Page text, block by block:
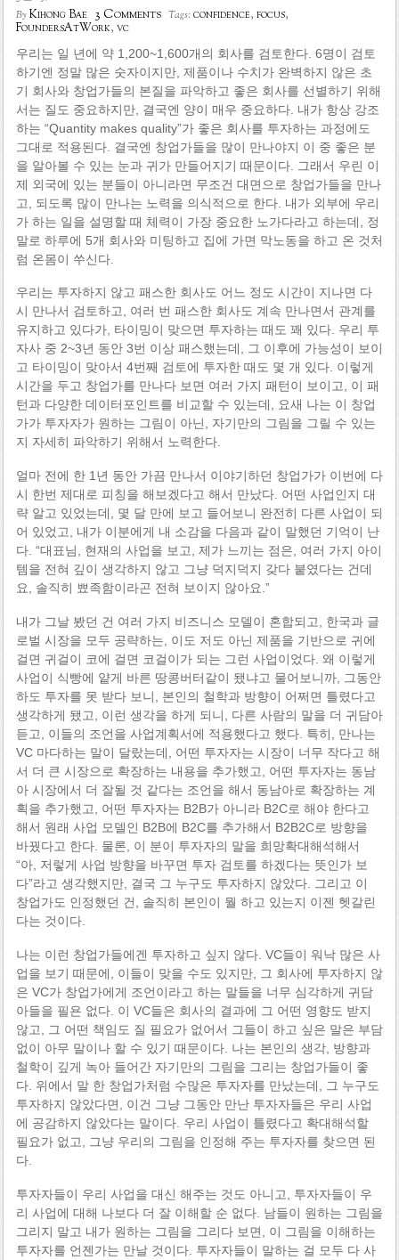
ByKihong Bae 3 Comments Tags:confidence, focus,
FoundersAtWork, vc
우리는 일 년에 약 1,200~1,600개의 회사를 검토한다. 6명이 검토
하기엔 정말 많은 숫자이지만, 제품이나 수치가 완벽하지 않은 초
기 회사와 창업가들의 본질을 파악하고 좋은 회사를 선별하기 위해
서는 질도 중요하지만, 결국엔 양이 매우 중요하다. 내가 항상 강조
하는 “Quantity makes quality”가 좋은 회사를 투자하는 과정에도
그대로 적용된다. 결국엔 창업가들을 많이 만나야지 이 중 좋은 분
을 알아볼 수 있는 눈과 귀가 만들어지기 때문이다. 그래서 우린 이
제 외국에 있는 분들이 아니라면 무조건 대면으로 창업가들을 만나
고, 되도록 많이 만나는 노력을 의식적으로 한다. 내가 외부에 우리
가 하는 일을 설명할 때 체력이 가장 중요한 노가다라고 하는데, 정
말로 하루에 5개 회사와 미팅하고 집에 가면 막노동을 하고 온 것처
럼 온몸이 쑤신다.
우리는 투자하지 않고 패스한 회사도 어느 정도 시간이 지나면 다
시 만나서 검토하고, 여러 번 패스한 회사도 계속 만나면서 관계를
유지하고 있다가, 타이밍이 맞으면 투자하는 때도 꽤 있다. 우리 투
자사 중 2~3년 동안 3번 이상 패스했는데, 그 이후에 가능성이 보이
고 타이밍이 맞아서 4번째 검토에 투자한 때도 몇 개 있다. 이렇게
시간을 두고 창업가를 만나다 보면 여러 가지 패턴이 보이고, 이 패
턴과 다양한 데이터포인트를 비교할 수 있는데, 요새 나는 이 창업
가가 투자자가 원하는 그림이 아닌, 자기만의 그림을 그릴 수 있는
지 자세히 파악하기 위해서 노력한다.
얼마 전에 한 1년 동안 가끔 만나서 이야기하던 창업가가 이번에 다
시 한번 제대로 피칭을 해보겠다고 해서 만났다. 어떤 사업인지 대
략 알고 있었는데, 몇 달 만에 보고 들어보니 완전히 다른 사업이 되
어 있었고, 내가 이분에게 내 소감을 다음과 같이 말했던 기억이 난
다. “대표님, 현재의 사업을 보고, 제가 느끼는 점은, 여러 가지 아이
템을 전혀 깊이 생각하지 않고 그냥 덕지덕지 갖다 붙였다는 건데
요, 솔직히 뾰족함이라곤 전혀 보이지 않아요.”
내가 그날 봤던 건 여러 가지 비즈니스 모델이 혼합되고, 한국과 글
로벌 시장을 모두 공략하는, 이도 저도 아닌 제품을 기반으로 귀에
걸면 귀걸이 코에 걸면 코걸이가 되는 그런 사업이었다. 왜 이렇게
사업이 식빵에 얕게 바른 땅콩버터같이 됐냐고 물어보니까, 그동안
하도 투자를 못 받다 보니, 본인의 철학과 방향이 어쩌면 틀렸다고
생각하게 됐고, 이런 생각을 하게 되니, 다른 사람의 말을 더 귀담아
듣고, 이들의 조언을 사업계획서에 적용했다고 했다. 특히, 만나는
VC 마다하는 말이 달랐는데, 어떤 투자자는 시장이 너무 작다고 해
서 더 큰 시장으로 확장하는 내용을 추가했고, 어떤 투자자는 동남
아 시장에서 더 잘될 것 같다는 조언을 해서 동남아로 확장하는 계
획을 추가했고, 어떤 투자자는 B2B가 아니라 B2C로 해야 한다고
해서 원래 사업 모델인 B2B에 B2C를 추가해서 B2B2C로 방향을
바꿨다고 한다. 물론, 이 분이 투자자의 말을 희망확대해석해서
“아, 저렇게 사업 방향을 바꾸면 투자 검토를 하겠다는 뜻인가 보
다”라고 생각했지만, 결국 그 누구도 투자하지 않았다. 그리고 이
창업가도 인정했던 건, 솔직히 본인이 뭘 하고 있는지 이젠 헷갈린
다는 것이다.
나는 이런 창업가들에겐 투자하고 싶지 않다. VC들이 워낙 많은 사
업을 보기 때문에, 이들이 맞을 수도 있지만, 그 회사에 투자하지 않
은 VC가 창업가에게 조언이라고 하는 말들을 너무 심각하게 귀담
아들을 필욘 없다. 이 VC들은 회사의 결과에 그 어떤 영향도 받지
않고, 그 어떤 책임도 질 필요가 없어서 그들이 하고 싶은 말은 부담
없이 아무 말이나 할 수 있기 때문이다. 나는 본인의 생각, 방향과
철학이 깊게 녹아 들어간 자기만의 그림을 그리는 창업가들이 좋
다. 위에서 말 한 창업가처럼 수많은 투자자를 만났는데, 그 누구도
투자하지 않았다면, 이건 그냥 그동안 만난 투자자들은 우리 사업
에 공감하지 않았다는 말이다. 우리 사업이 틀렸다고 확대해석할
필요가 없고, 그냥 우리의 그림을 인정해 주는 투자자를 찾으면 된
다.
투자자들이 우리 사업을 대신 해주는 것도 아니고, 투자자들이 우
리 사업에 대해 나보다 더 잘 이해할 순 없다. 남들이 원하는 그림을
그리지 말고 내가 원하는 그림을 그리다 보면, 이 그림을 이해하는
투자자를 언젠가는 만날 것이다. 투자자들이 말하는 걸 모두 다 사